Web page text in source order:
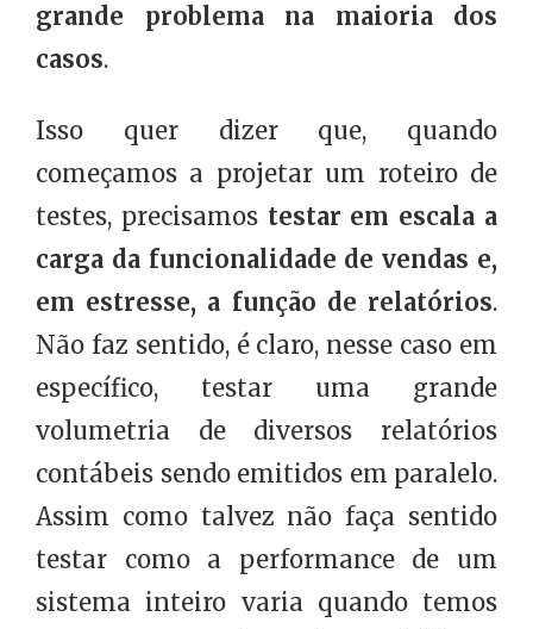
grande problema na maioria dos
casos.
Isso quer dizer que, quando
começamos a projetar um roteiro de
testes, precisamos testar em escala a
carga da funcionalidade de vendas e,
em estresse, a função de relatórios.
Não faz sentido, é claro, nesse caso em
específico, testar uma grande
volumetria de diversos relatórios
contábeis sendo emitidos em paralelo.
Assim como talvez não faça sentido
testar como a performance de um
sistema inteiro varia quando temos